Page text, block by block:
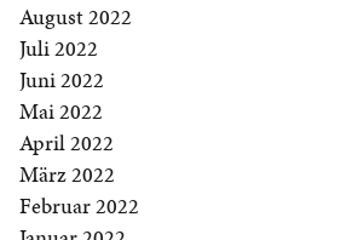
August 2022
Juli 2022
Juni 2022
Mai 2022
April 2022
März 2022
Februar 2022